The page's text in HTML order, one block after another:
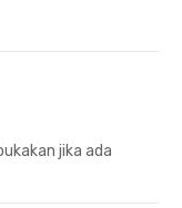
jika ada